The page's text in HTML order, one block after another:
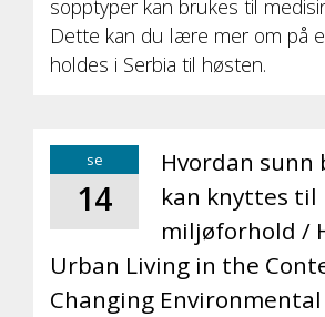
sopptyper kan brukes til
Dette kan du lære mer om på
holdes i Serbia til høsten.
se
14
Hvordan sunn
kan knyttes til
miljøforhold /
Urban Living in the
Changing